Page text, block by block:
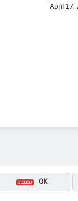
April 17,
OK